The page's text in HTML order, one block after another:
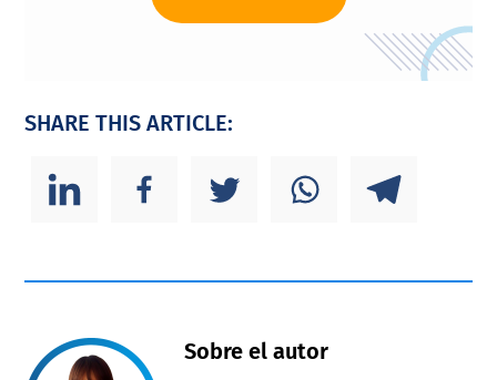
SHARE THIS ARTICLE:
Sobre el autor